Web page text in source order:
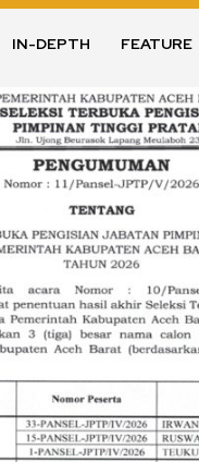
IN-DEPTH FEATURE